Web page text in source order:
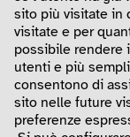
sito più visitate in
visitate e per
possibile rendere
utenti e più
consentono di
sito nelle future
preferenze